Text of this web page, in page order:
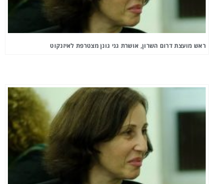
ראש מועצת דרום השרון, אושרת גני גונן מצטרפת לאיזנקוט